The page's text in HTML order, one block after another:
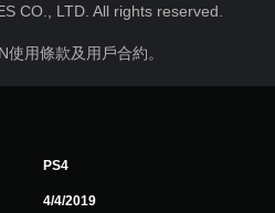
CO., LTD. All rights reserved.
用條款及用戶合約。
PS4
4/4/2019